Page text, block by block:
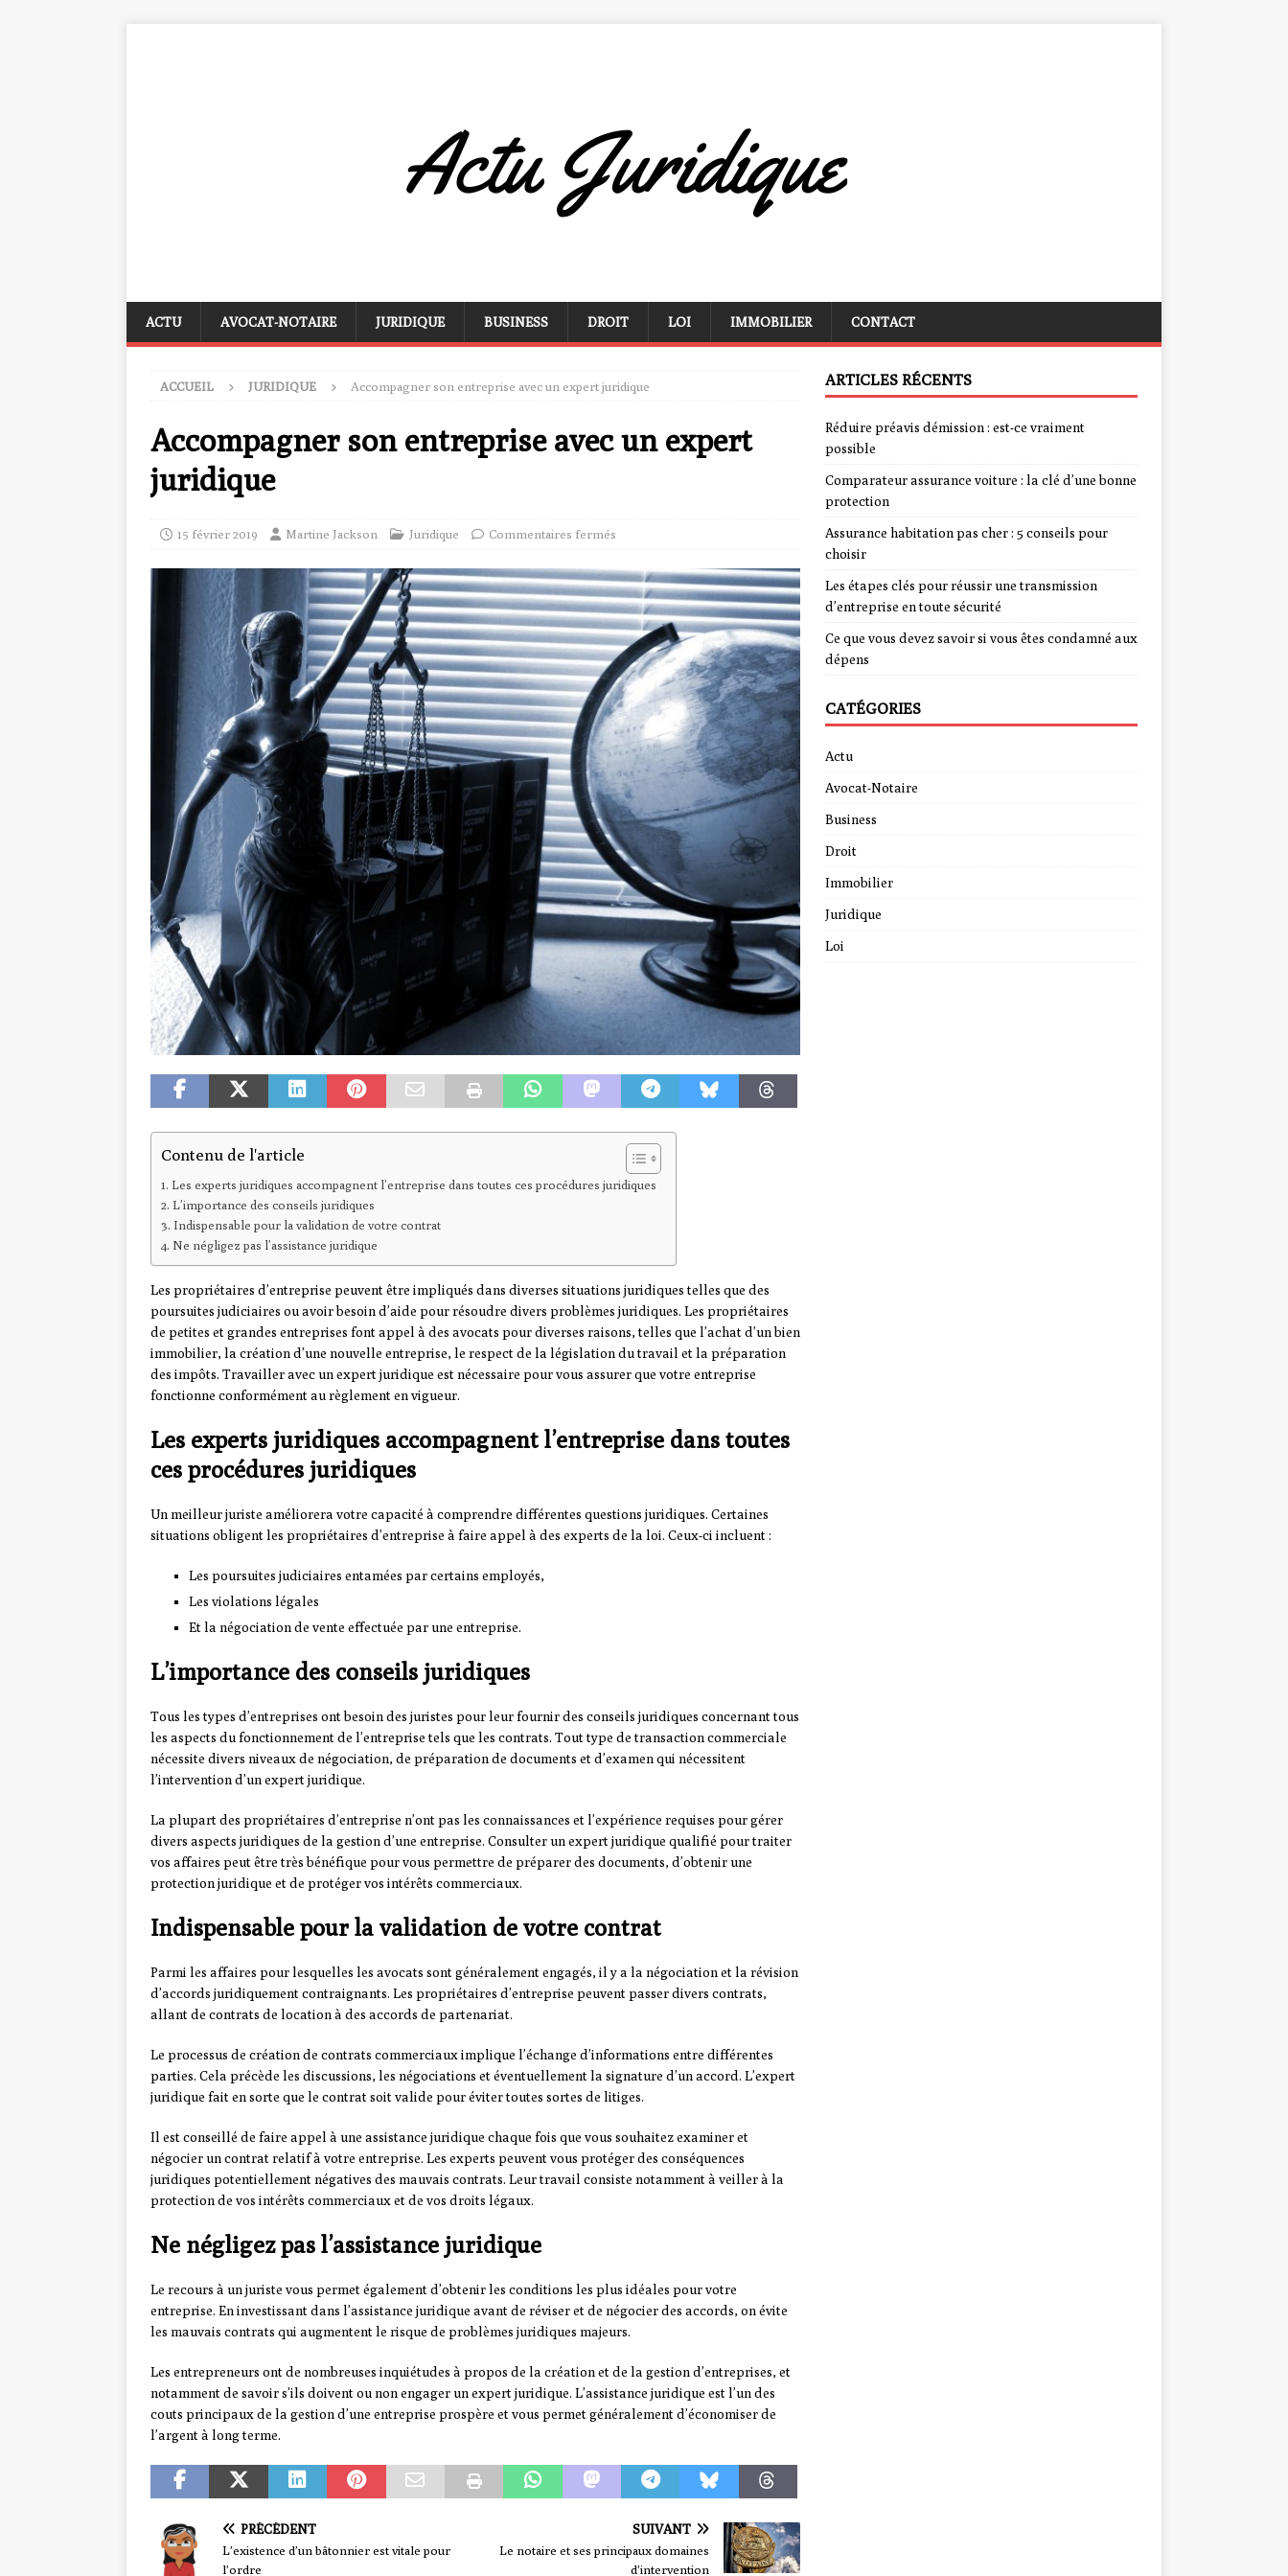
ACTU AVOCAT-NOTAIRE JURIDIQUE BUSINESS DROIT LOI IMMOBILIER CONTACT
ACCUEIL JURIDIQUE Accompagner son entreprise avec un expert juridique
Accompagner son entreprise avec un expert
juridique
15 février 2019 Martine Jackson Juridique Commentaires fermés
Contenu de l'article
Les experts juridiques accompagnent l’entreprise dans toutes ces procédures juridiques
L’importance des conseils juridiques
Indispensable pour la validation de votre contrat
Ne négligez pas l’assistance juridique
Les propriétaires d’entreprise peuvent être impliqués dans diverses situations juridiques telles que des
poursuites judiciaires ou avoir besoin d’aide pour résoudre divers problèmes juridiques. Les propriétaires
de petites et grandes entreprises font appel à des avocats pour diverses raisons, telles que l’achat d’un bien
immobilier, la création d’une nouvelle entreprise, le respect de la législation du travail et la préparation
des impôts. Travailler avec un expert juridique est nécessaire pour vous assurer que votre entreprise
fonctionne conformément au règlement en vigueur.
Les experts juridiques accompagnent l’entreprise dans toutes
ces procédures juridiques
Un meilleur juriste améliorera votre capacité à comprendre différentes questions juridiques. Certaines
situations obligent les propriétaires d’entreprise à faire appel à des experts de la loi. Ceux-ci incluent :
Les poursuites judiciaires entamées par certains employés,
Les violations légales
Et la négociation de vente effectuée par une entreprise.
L’importance des conseils juridiques
Tous les types d’entreprises ont besoin des juristes pour leur fournir des conseils juridiques concernant tous
les aspects du fonctionnement de l’entreprise tels que les contrats. Tout type de transaction commerciale
nécessite divers niveaux de négociation, de préparation de documents et d’examen qui nécessitent
l’intervention d’un expert juridique.
La plupart des propriétaires d’entreprise n’ont pas les connaissances et l’expérience requises pour gérer
divers aspects juridiques de la gestion d’une entreprise. Consulter un expert juridique qualifié pour traiter
vos affaires peut être très bénéfique pour vous permettre de préparer des documents, d’obtenir une
protection juridique et de protéger vos intérêts commerciaux.
Indispensable pour la validation de votre contrat
Parmi les affaires pour lesquelles les avocats sont généralement engagés, il y a la négociation et la révision
d’accords juridiquement contraignants. Les propriétaires d’entreprise peuvent passer divers contrats,
allant de contrats de location à des accords de partenariat.
Le processus de création de contrats commerciaux implique l’échange d’informations entre différentes
parties. Cela précède les discussions, les négociations et éventuellement la signature d’un accord. L’expert
juridique fait en sorte que le contrat soit valide pour éviter toutes sortes de litiges.
Il est conseillé de faire appel à une assistance juridique chaque fois que vous souhaitez examiner et
négocier un contrat relatif à votre entreprise. Les experts peuvent vous protéger des conséquences
juridiques potentiellement négatives des mauvais contrats. Leur travail consiste notamment à veiller à la
protection de vos intérêts commerciaux et de vos droits légaux.
Ne négligez pas l’assistance juridique
Le recours à un juriste vous permet également d’obtenir les conditions les plus idéales pour votre
entreprise. En investissant dans l’assistance juridique avant de réviser et de négocier des accords, on évite
les mauvais contrats qui augmentent le risque de problèmes juridiques majeurs.
Les entrepreneurs ont de nombreuses inquiétudes à propos de la création et de la gestion d’entreprises, et
notamment de savoir s’ils doivent ou non engager un expert juridique. L’assistance juridique est l’un des
couts principaux de la gestion d’une entreprise prospère et vous permet généralement d’économiser de
l’argent à long terme.
PRÉCÉDENT
L’existence d’un bâtonnier est vitale pour
l’ordre
SUIVANT
Le notaire et ses principaux domaines
d’intervention
ARTICLES RÉCENTS
Réduire préavis démission : est-ce vraiment
possible
Comparateur assurance voiture : la clé d’une bonne
protection
Assurance habitation pas cher : 5 conseils pour
choisir
Les étapes clés pour réussir une transmission
d’entreprise en toute sécurité
Ce que vous devez savoir si vous êtes condamné aux
dépens
CATÉGORIES
Actu
Avocat-Notaire
Business
Droit
Immobilier
Juridique
Loi